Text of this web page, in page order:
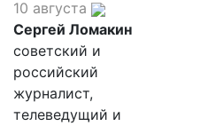
10 августа
Сергей Ломакин
советский и
российский
журналист,
телеведущий и